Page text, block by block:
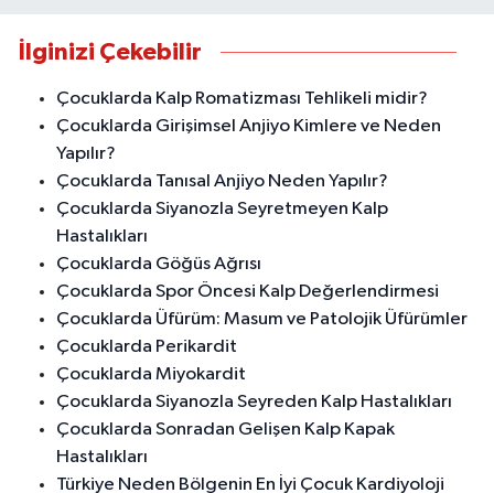
İlginizi Çekebilir
Çocuklarda Kalp Romatizması Tehlikeli midir?
Çocuklarda Girişimsel Anjiyo Kimlere ve Neden
Yapılır?
Çocuklarda Tanısal Anjiyo Neden Yapılır?
Çocuklarda Siyanozla Seyretmeyen Kalp
Hastalıkları
Çocuklarda Göğüs Ağrısı
Çocuklarda Spor Öncesi Kalp Değerlendirmesi
Çocuklarda Üfürüm: Masum ve Patolojik Üfürümler
Çocuklarda Perikardit
Çocuklarda Miyokardit
Çocuklarda Siyanozla Seyreden Kalp Hastalıkları
Çocuklarda Sonradan Gelişen Kalp Kapak
Hastalıkları
Türkiye Neden Bölgenin En İyi Çocuk Kardiyoloji